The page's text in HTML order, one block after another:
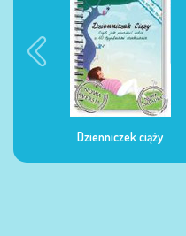
Dzienniczek ciąży